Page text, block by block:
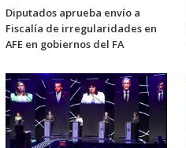
Diputados aprueba envío a
Fiscalía de irregularidades en
AFE en gobiernos del FA